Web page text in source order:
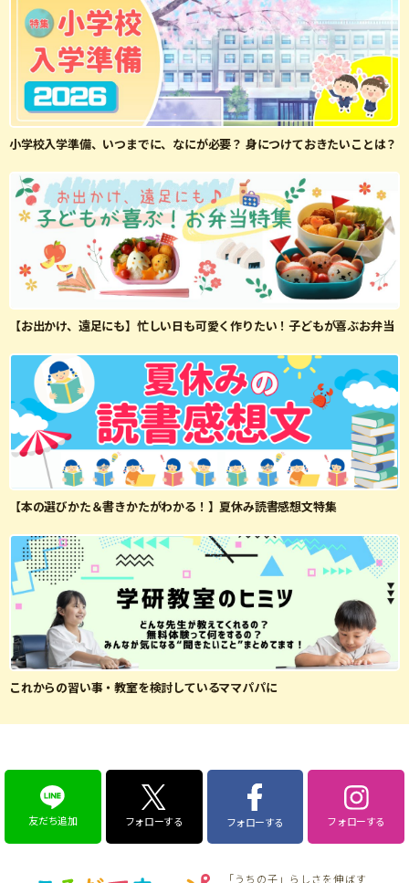
小学校入学準備、いつまでに、なにが必要？ 身につけておきたいことは？
【お出かけ、遠足にも】忙しい日も可愛く作りたい！子どもが喜ぶお弁当
【本の選びかた＆書きかたがわかる！】夏休み読書感想文特集
これからの習い事・教室を検討しているママパパに
友だち追加 フォローする フォローする フォローする
「うちの子」らしさを伸ばす